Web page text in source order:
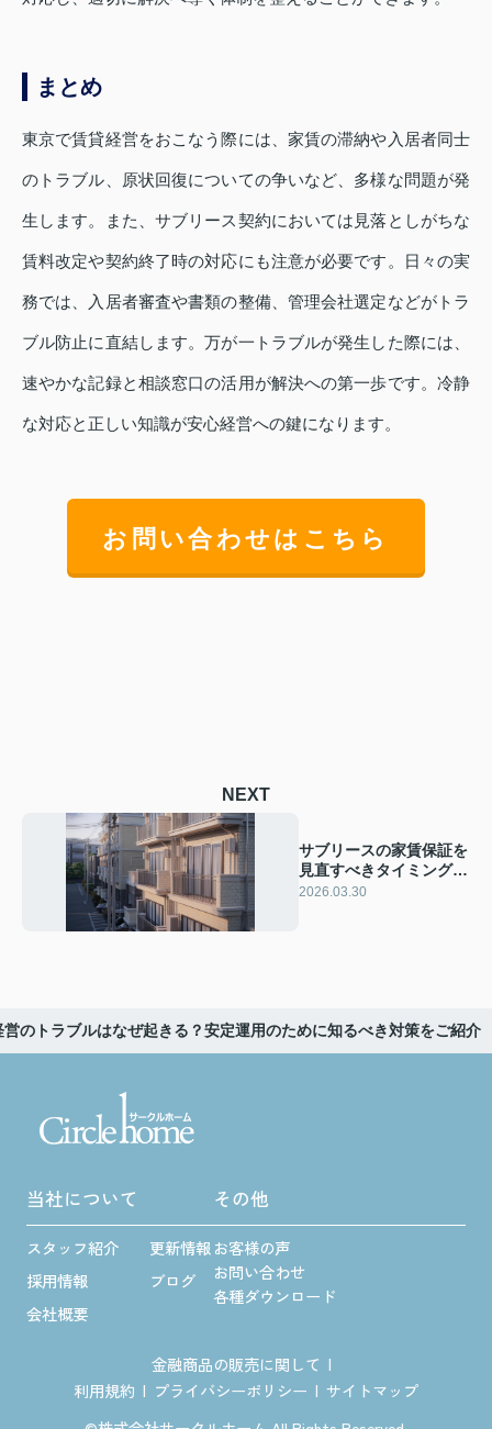
まとめ
東京で賃貸経営をおこなう際には、家賃の滞納や入居者同士
のトラブル、原状回復についての争いなど、多様な問題が発
生します。また、サブリース契約においては見落としがちな
賃料改定や契約終了時の対応にも注意が必要です。日々の実
務では、入居者審査や書類の整備、管理会社選定などがトラ
ブル防止に直結します。万が一トラブルが発生した際には、
速やかな記録と相談窓口の活用が解決への第一歩です。冷静
な対応と正しい知識が安心経営への鍵になります。
お問い合わせはこちら
NEXT
サブリースの家賃保証を
見直すべきタイミングと
は？ 管理会社変更も含
2026.03.30
のトラブルはなぜ起きる？安定運用のために知るべき対策をご紹介
当社について
スタッフ紹介
更新情報
採用情報
ブログ
会社概要
その他
お客様の声
お問い合わせ
各種ダウンロード
金融商品の販売に関して
利用規約
プライバシーポリシー
サイトマップ